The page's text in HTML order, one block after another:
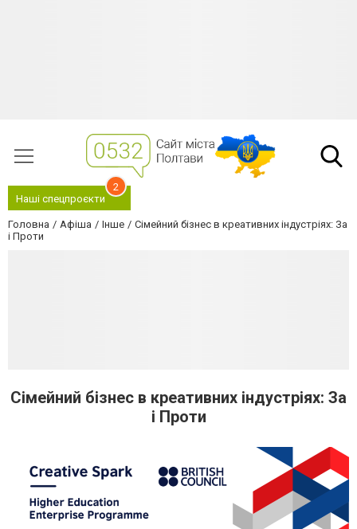
Наші спецпроєкти
2
Головна Афіша Інше
Сімейний бізнес в креативних індустріях: За
і Проти
Сімейний бізнес в креативних індустріях: За
і Проти